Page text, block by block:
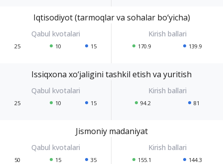
Iqtisodiyot (tarmoqlar va sohalar bo‘yicha)
25 10 15 170.9 139.9
Issiqxona xo‘jaligini tashkil etish va yuritish
25 10 15 94.2 81
Jismoniy madaniyat
50 15 35 155.1 144.3